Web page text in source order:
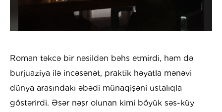
Roman təkcə bir nəsildən bəhs etmirdi, həm də
burjuaziya ilə incəsənət, praktik həyatla mənəvi
dünya arasındakı əbədi münaqişəni ustalıqla
göstərirdi. Əsər nəşr olunan kimi böyük səs-küy